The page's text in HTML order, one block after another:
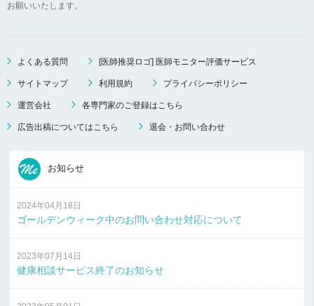
お願いいたします。
よくある質問 [医師推奨ロゴ] 医師モニター評価サービス
サイトマップ 利用規約 プライバシーポリシー
運営会社 各専門家のご登録はこちら
広告出稿についてはこちら 退会・お問い合わせ
お知らせ
2024年04月18日
ゴールデンウィーク中のお問い合わせ対応について
2023年07月14日
健康相談サービス終了のお知らせ